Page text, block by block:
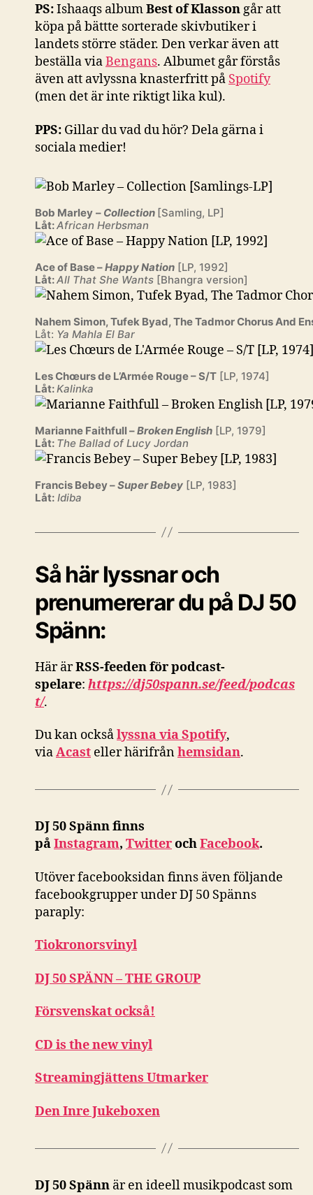
PS:Ishaaqs albumBest of Klassongår att
köpa på bättte sorterade skivbutiker i
landets större städer. Den verkar även att
beställa viaBengans. Albumet går förstås
även att avlyssna knasterfritt på Spotify
(men det är inte riktigt lika kul).
PPS: Gillar du vad du hör? Dela gärna i
sociala medier!
Bob Marley – Collection [Samling, LP]
Låt:African Herbsman
Ace of Base –Happy Nation [LP, 1992]
Låt:All That She Wants [Bhangra version]
Nahem Simon, Tufek Byad, The Tadmor Chorus And
Låt: Ya Mahla El Bar
Les Chœurs de L’Armée Rouge – S/T [LP, 1974]
Låt:Kalinka
Marianne Faithfull –Broken English [LP, 1979]
Låt: The Ballad of Lucy Jordan
Francis Bebey –Super Bebey [LP, 1983]
Låt: Idiba
Så här lyssnar och
prenumererar du på DJ 50
Spänn:
Här ärRSS-feeden för podcast-
spelare: https://dj50spann.se/feed/podcas
t/.
Du kan ocksålyssna via Spotify,
viaAcast eller härifrånhemsidan.
DJ 50 Spänn finns
påInstagram, TwitterochFacebook.
Utöver facebooksidan finns även följande
facebookgrupper under DJ 50 Spänns
paraply:
Tiokronorsvinyl
DJ 50 SPÄNN – THE GROUP
Försvenskat också!
CD is the new vinyl
Streamingjättens Utmarker
Den Inre Jukeboxen
DJ 50 Spänn är en ideell musikpodcast som